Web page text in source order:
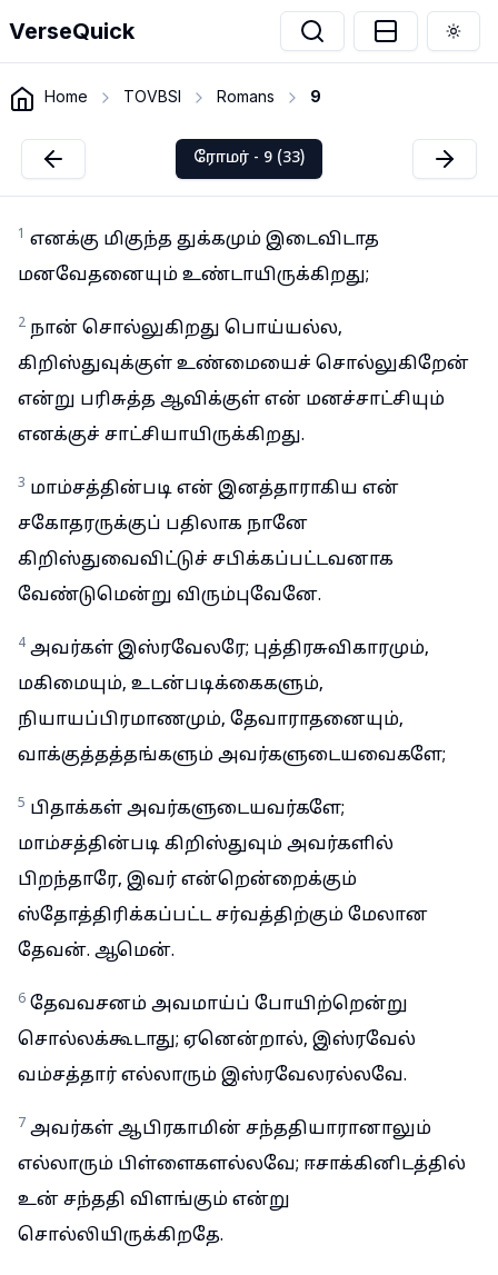
VerseQuick
Home TOVBSI Romans 9
ரோமர் - 9 (33)
1 எனக்கு மிகுந்த துக்கமும் இடைவிடாத
மனவேதனையும் உண்டாயிருக்கிறது;
2 நான் சொல்லுகிறது பொய்யல்ல,
கிறிஸ்துவுக்குள் உண்மையைச் சொல்லுகிறேன்
என்று பரிசுத்த ஆவிக்குள் என் மனச்சாட்சியும்
எனக்குச் சாட்சியாயிருக்கிறது.
3 மாம்சத்தின்படி என் இனத்தாராகிய என்
சகோதரருக்குப் பதிலாக நானே
கிறிஸ்துவைவிட்டுச் சபிக்கப்பட்டவனாக
வேண்டுமென்று விரும்புவேனே.
4 அவர்கள் இஸ்ரவேலரே; புத்திரசுவிகாரமும்,
மகிமையும், உடன்படிக்கைகளும்,
நியாயப்பிரமாணமும், தேவாராதனையும்,
வாக்குத்தத்தங்களும் அவர்களுடையவைகளே;
5 பிதாக்கள் அவர்களுடையவர்களே;
மாம்சத்தின்படி கிறிஸ்துவும் அவர்களில்
பிறந்தாரே, இவர் என்றென்றைக்கும்
ஸ்தோத்திரிக்கப்பட்ட சர்வத்திற்கும் மேலான
தேவன். ஆமென்.
6 தேவவசனம் அவமாய்ப் போயிற்றென்று
சொல்லக்கூடாது; ஏனென்றால், இஸ்ரவேல்
வம்சத்தார் எல்லாரும் இஸ்ரவேலரல்லவே.
7 அவர்கள் ஆபிரகாமின் சந்ததியாரானாலும்
எல்லாரும் பிள்ளைகளல்லவே; ஈசாக்கினிடத்தில்
உன் சந்ததி விளங்கும் என்று
சொல்லியிருக்கிறதே.